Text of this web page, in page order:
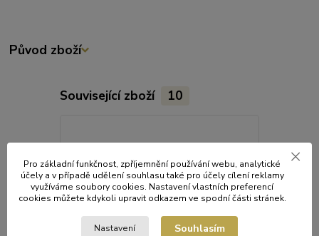
Původ zboží
Související zboží 10
Pro základní funkčnost, zpříjemnění používání webu, analytické
účely a v případě udělení souhlasu také pro účely cílení reklamy
využíváme soubory cookies. Nastavení vlastních preferencí
cookies můžete kdykoli upravit odkazem ve spodní části stránek.
Nastavení Souhlasím